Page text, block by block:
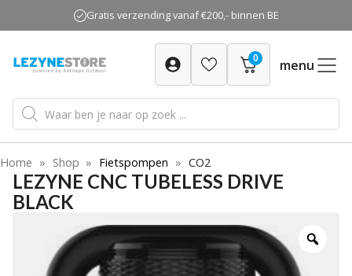
naar
inhoud
Gratis verzending vanaf €200,- binnen BE
0 menu
Producten
zoeken
Home » Shop » Fietspompen » CO2
LEZYNE CNC TUBELESS DRIVE
BLACK